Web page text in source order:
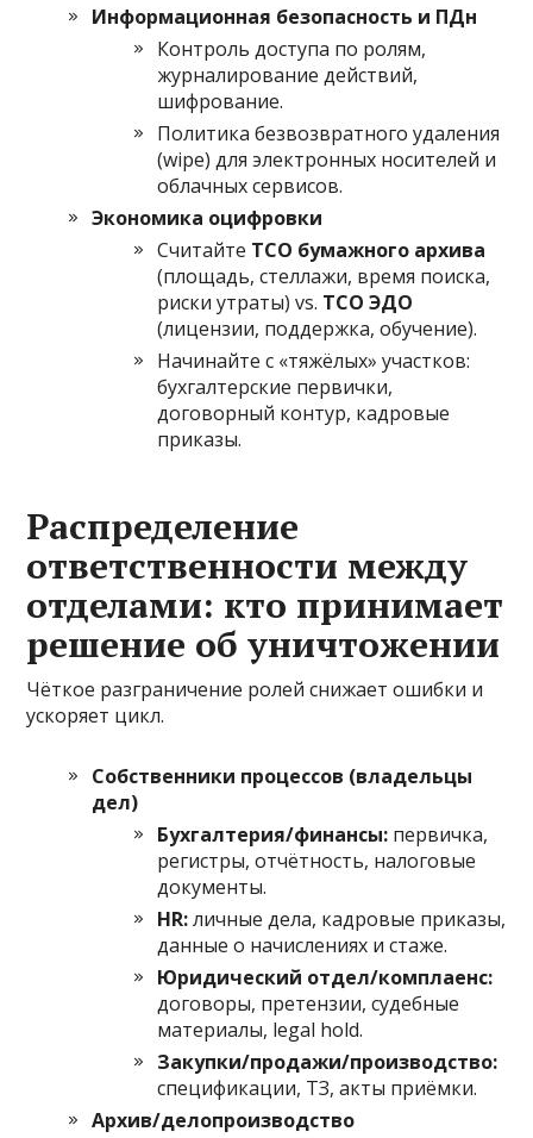
Информационная безопасность и ПДн
Контроль доступа по ролям,
журналирование действий,
шифрование.
Политика безвозвратного удаления
(wipe) для электронных носителей и
облачных сервисов.
Экономика оцифровки
Считайте TCO бумажного архива
(площадь, стеллажи, время поиска,
риски утраты) vs. TCO ЭДО
(лицензии, поддержка, обучение).
Начинайте с «тяжёлых» участков:
бухгалтерские первички,
договорный контур, кадровые
приказы.
Распределение
ответственности между
отделами: кто принимает
решение об уничтожении
Чёткое разграничение ролей снижает ошибки и
ускоряет цикл.
Собственники процессов (владельцы
дел)
Бухгалтерия/финансы: первичка,
регистры, отчётность, налоговые
документы.
HR:личные дела, кадровые приказы,
данные о начислениях и стаже.
Юридический отдел/комплаенс:
договоры, претензии, судебные
материалы, legal hold.
Закупки/продажи/производство:
спецификации, ТЗ, акты приёмки.
Архив/делопроизводство